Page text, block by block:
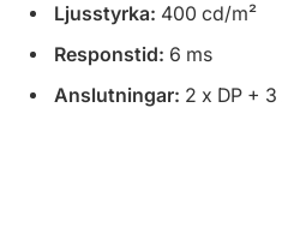
Ljusstyrka: 400 cd/m²
Responstid: 6 ms
Anslutningar: 2 x DP + 3